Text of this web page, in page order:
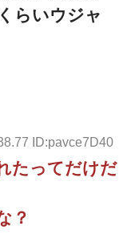
らいウジャ
ID:pavce7D40
たってだけだ
？